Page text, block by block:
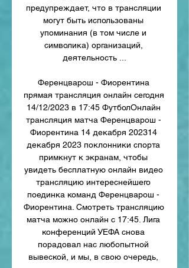
предупреждает, что в трансляции
могут быть использованы
упоминания (в том числе и
символика) организаций,
деятельность ...
Ференцварош - Фиорентина
прямая трансляция онлайн сегодня
14/12/2023 в 17:45 ФутболОнлайн
трансляция матча Ференцварош -
Фиорентина 14 декабря 202314
декабря 2023 поклонники спорта
примкнут к экранам, чтобы
увидеть бесплатную онлайн видео
трансляцию интереснейшего
поединка команд Ференцварош -
Фиорентина. Смотреть трансляцию
матча можно онлайн с 17:45. Лига
конференций УЕФА снова
порадовал нас любопытной
вывеской, и мы, в свою очередь,